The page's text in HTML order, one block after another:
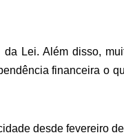
Lei. Além disso,
financeira o
desde fevereiro